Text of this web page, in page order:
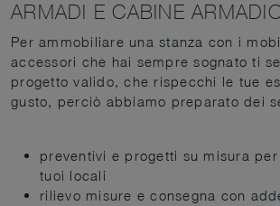
ARMADI E CABINE
Per ammobiliare una stanza con i
accessori che hai sempre sognato ti
progetto valido, che rispecchi le tue
gusto, perciò abbiamo preparato dei
preventivi e progetti su misura
tuoi locali
rilievo misure e consegna con